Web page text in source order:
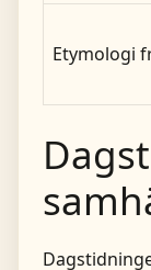
Etymologi